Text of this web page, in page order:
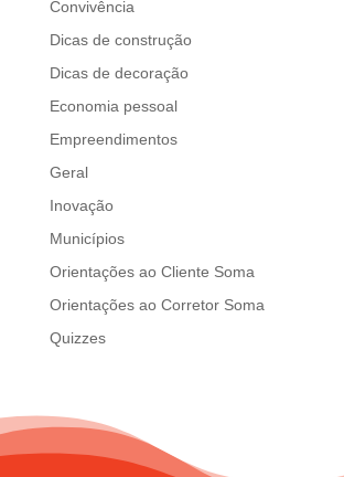
Convivência
Dicas de construção
Dicas de decoração
Economia pessoal
Empreendimentos
Geral
Inovação
Municípios
Orientações ao Cliente Soma
Orientações ao Corretor Soma
Quizzes